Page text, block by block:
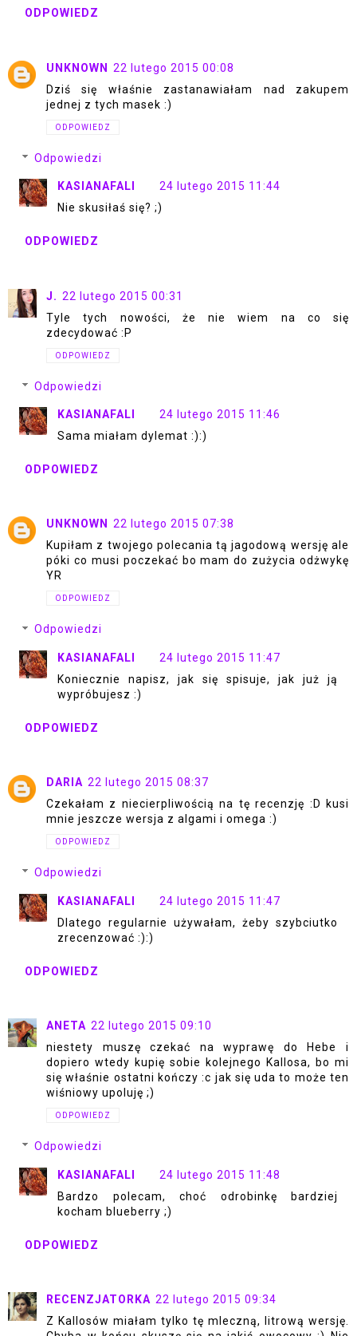
ODPOWIEDZ
UNKNOWN
22 lutego 2015 00:08
Dziś się właśnie zastanawiałam nad zakupem
jednej z tych masek :)
ODPOWIEDZ
Odpowiedzi
KASIANAFALI
24 lutego 2015 11:44
Nie skusiłaś się? ;)
ODPOWIEDZ
J. 22 lutego 2015 00:31
Tyle tych nowości, że nie wiem na co się
zdecydować :P
ODPOWIEDZ
Odpowiedzi
KASIANAFALI
24 lutego 2015 11:46
Sama miałam dylemat :):)
ODPOWIEDZ
UNKNOWN
22 lutego 2015 07:38
Kupiłam z twojego polecania tą jagodową wersję ale
póki co musi poczekać bo mam do zużycia odżwykę
YR
ODPOWIEDZ
Odpowiedzi
KASIANAFALI
24 lutego 2015 11:47
Koniecznie napisz, jak się spisuje, jak już ją
wypróbujesz :)
ODPOWIEDZ
DARIA 22 lutego 2015 08:37
Czekałam z niecierpliwością na tę recenzję :D kusi
mnie jeszcze wersja z algami i omega :)
ODPOWIEDZ
Odpowiedzi
KASIANAFALI
24 lutego 2015 11:47
Dlatego regularnie używałam, żeby szybciutko
zrecenzować :):)
ODPOWIEDZ
ANETA 22 lutego 2015 09:10
niestety muszę czekać na wyprawę do Hebe i
dopiero wtedy kupię sobie kolejnego Kallosa, bo mi
się właśnie ostatni kończy :c jak się uda to może ten
wiśniowy upoluję ;)
ODPOWIEDZ
Odpowiedzi
KASIANAFALI
24 lutego 2015 11:48
Bardzo polecam, choć odrobinkę bardziej
kocham blueberry ;)
ODPOWIEDZ
RECENZJATORKA 22 lutego 2015 09:34
Z Kallosów miałam tylko tę mleczną, litrową wersję.